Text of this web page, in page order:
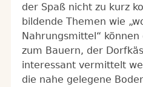
der Spaß nicht zu kurz
bildende Themen wie
Nahrungsmittel“
zum Bauern, der
interessant vermittelt
die nahe gelegene